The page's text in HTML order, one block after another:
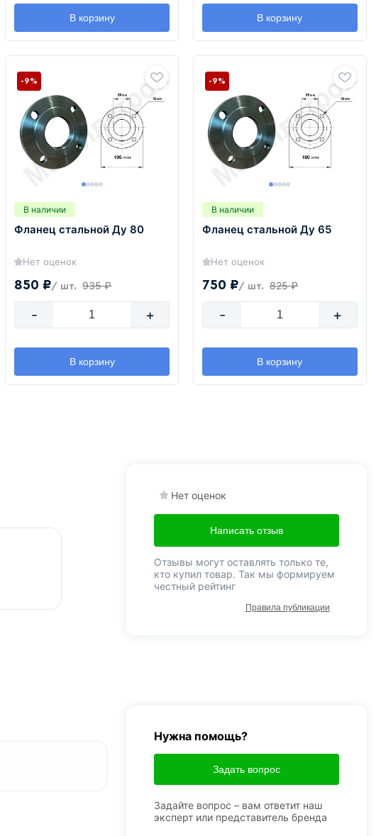
В корзину В корзину
В наличии
Фланец стальной Ду 80
Нет оценок
850 ₽/ шт. 935 ₽
-9%
- +
В корзину
В наличии
Фланец стальной Ду 65
Нет оценок
750 ₽/ шт. 825 ₽
-9%
- +
В корзину
Нет оценок
Написать отзыв
Отзывы могут оставлять только те,
кто купил товар. Так мы формируем
честный рейтинг
Правила публикации
Нужна помощь?
Задать вопрос
Задайте вопрос – вам ответит наш
эксперт или представитель бренда